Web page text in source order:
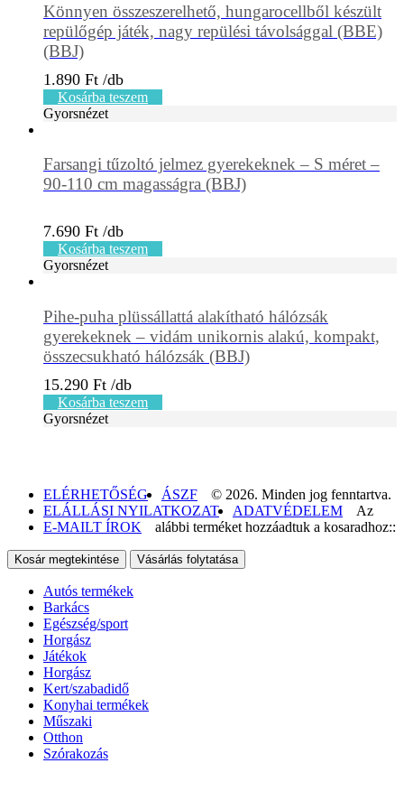
Könnyen összeszerelhető, hungarocellből készült
repülőgép játék, nagy repülési távolsággal (BBE)
(BBJ)
1.890 Ft
Kosárba teszem
Gyorsnézet
Farsangi tűzoltó jelmez gyerekeknek – S méret –
90-110 cm magasságra (BBJ)
7.690 Ft
Kosárba teszem
Gyorsnézet
Pihe-puha plüssállattá alakítható hálózsák
gyerekeknek – vidám unikornis alakú, kompakt,
összecsukható hálózsák (BBJ)
15.290 Ft
Kosárba teszem
Gyorsnézet
ELÉRHETŐSÉG
ÁSZF
ELÁLLÁSI NYILATKOZAT
ADATVÉDELEM
E-MAILT ÍROK
© 2026. Minden jog fenntartva.
Az
alábbi terméket hozzáadtuk a kosaradhoz::
Kosár megtekintése Vásárlás folytatása
Autós termékek
Barkács
Egészség/sport
Horgász
Játékok
Horgász
Kert/szabadidő
Konyhai termékek
Műszaki
Otthon
Szórakozás